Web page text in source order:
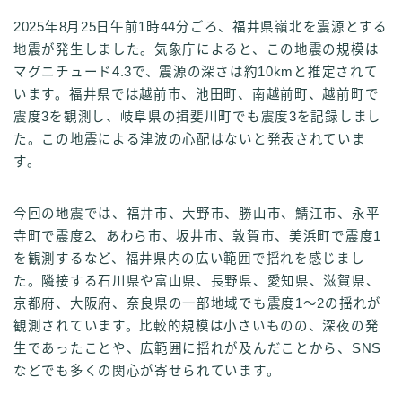
2025年8月25日午前1時44分ごろ、福井県嶺北を震源とする
地震が発生しました。気象庁によると、この地震の規模は
マグニチュード4.3で、震源の深さは約10kmと推定されて
います。福井県では越前市、池田町、南越前町、越前町で
震度3を観測し、岐阜県の揖斐川町でも震度3を記録しまし
た。この地震による津波の心配はないと発表されていま
す。
今回の地震では、福井市、大野市、勝山市、鯖江市、永平
寺町で震度2、あわら市、坂井市、敦賀市、美浜町で震度1
を観測するなど、福井県内の広い範囲で揺れを感じまし
た。隣接する石川県や富山県、長野県、愛知県、滋賀県、
京都府、大阪府、奈良県の一部地域でも震度1～2の揺れが
観測されています。比較的規模は小さいものの、深夜の発
生であったことや、広範囲に揺れが及んだことから、SNS
などでも多くの関心が寄せられています。